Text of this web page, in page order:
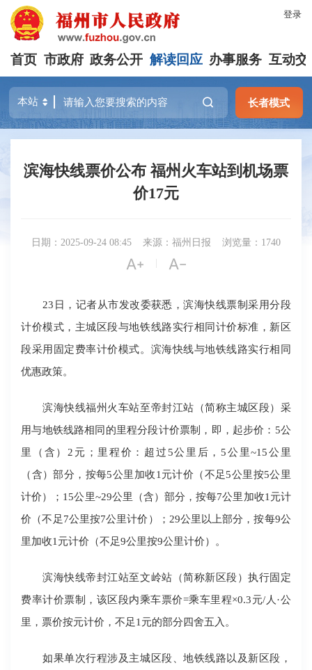
登录
首页 市政府 政务公开 解读回应 办事服务 互动交
长者模式
滨海快线票价公布 福州火车站到机场票
价17元
日期：2025-09-24 08:45 来源：福州日报 浏览量：1740
 | 
23日，记者从市发改委获悉，滨海快线票制采用分段
计价模式，主城区段与地铁线路实行相同计价标准，新区
段采用固定费率计价模式。滨海快线与地铁线路实行相同
优惠政策。
滨海快线福州火车站至帝封江站（简称主城区段）采
用与地铁线路相同的里程分段计价票制，即，起步价：5公
里（含）2元；里程价：超过5公里后，5公里~15公里
（含）部分，按每5公里加收1元计价（不足5公里按5公里
计价）；15公里~29公里（含）部分，按每7公里加收1元计
价（不足7公里按7公里计价）；29公里以上部分，按每9公
里加收1元计价（不足9公里按9公里计价）。
滨海快线帝封江站至文岭站（简称新区段）执行固定
费率计价票制，该区段内乘车票价=乘车里程×0.3元/人·公
里，票价按元计价，不足1元的部分四舍五入。
如果单次行程涉及主城区段、地铁线路以及新区段，